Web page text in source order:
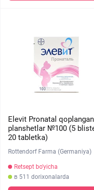
Elevit Pronatal qoplangan
planshetlar №100 (5
20 tabletka)
Rottendorf Farma (Germaniya)
Retsept bo'yicha
в 511 dorixonalarda